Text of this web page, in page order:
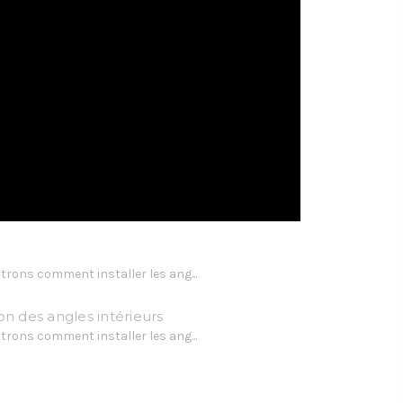
comment installer les ang...
des angles intérieurs
comment installer les ang...